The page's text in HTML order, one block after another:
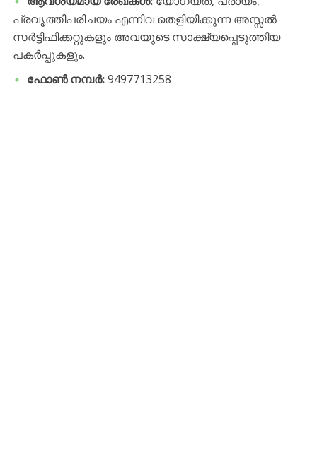
പ്രവൃത്തിപരിചയം എന്നിവ തെളിയിക്കുന്ന അസ്സൽ
സർട്ടിഫിക്കറ്റുകളും അവയുടെ സാക്ഷ്യപ്പെടുത്തിയ
പകർപ്പുകളും.
ഫോൺ നമ്പർ:9497713258